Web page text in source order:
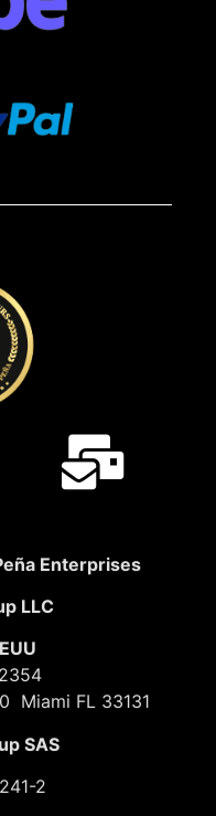
Enterprises
LLC
Miami FL 33131
SAS
2